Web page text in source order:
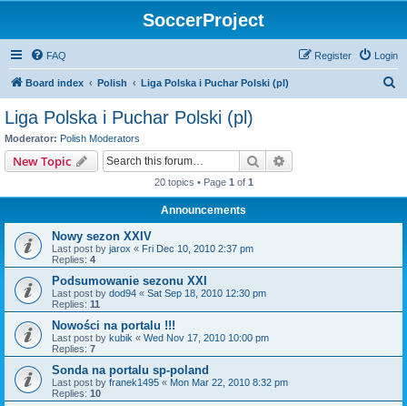
SoccerProject
FAQ Login
Register
Board index Polish Liga Polska i Puchar Polski (pl)
Liga Polska i Puchar Polski (pl)
Moderator: Polish Moderators
New Topic Search
20 topics • Page 1 of 1
Announcements
Nowy sezon XXIV
Last post by jarox « Fri Dec 10, 2010 2:37 pm
Replies: 4
Podsumowanie sezonu XXI
Last post by dod94 « Sat Sep 18, 2010 12:30 pm
Replies: 11
Nowości na portalu !!!
Last post by kubik « Wed Nov 17, 2010 10:00 pm
Replies: 7
Sonda na portalu sp-poland
Last post by franek1495 « Mon Mar 22, 2010 8:32 pm
Replies: 10